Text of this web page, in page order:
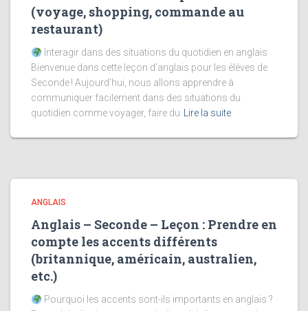
(voyage, shopping, commande au
restaurant)
Interagir dans des situations du quotidien en anglais
Bienvenue dans cette leçon d’anglais pour les élèves de
Seconde ! Aujourd’hui, nous allons apprendre à
communiquer facilement dans des situations du
quotidien comme voyager, faire du Lire la suite
ANGLAIS
Anglais – Seconde – Leçon : Prendre en
compte les accents différents
(britannique, américain, australien,
etc.)
Pourquoi les accents sont-ils importants en anglais ?